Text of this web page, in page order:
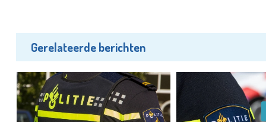
Gerelateerde berichten